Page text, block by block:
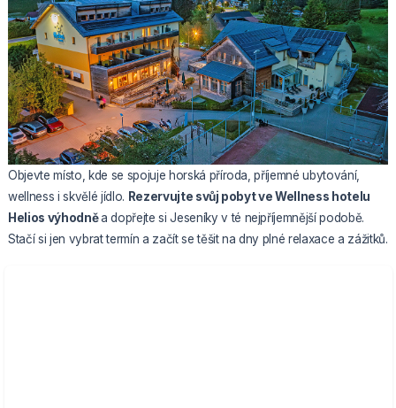
Objevte místo, kde se spojuje horská příroda, příjemné ubytování,
wellness i skvělé jídlo. Rezervujte svůj pobyt veWellness hotelu
Helios výhodněa dopřejte si Jeseníky v té nejpříjemnější podobě.
Stačí si jen vybrat termín a začít se těšit na dny plné relaxace a zážitků.